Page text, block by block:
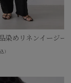
サンダル
染めリネンイージー
）